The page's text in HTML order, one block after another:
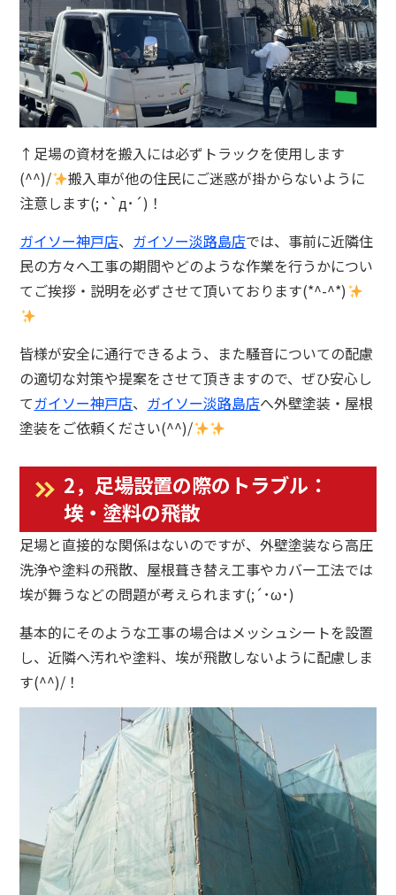
↑足場の資材を搬入には必ずトラックを使用します
(^^)/
搬入車が他の住民にご迷惑が掛からないように
注意します(; ･`д･´)！
ガイソー神戸店、 ガイソー淡路島店では、事前に近隣住
民の方々へ工事の期間やどのような作業を行うかについ
てご挨拶・説明を必ずさせて頂いております(*^-^*)
皆様が安全に通行できるよう、また騒音についての配慮
の適切な対策や提案をさせて頂きますので、ぜひ安心し
てガイソー神戸店、 ガイソー淡路島店へ外壁塗装・屋根
塗装をご依頼ください(^^)/
2，足場設置の際のトラブル：
埃・塗料の飛散
足場と直接的な関係はないのですが、外壁塗装なら高圧
洗浄や塗料の飛散、屋根葺き替え工事やカバー工法では
埃が舞うなどの問題が考えられます(;´･ω･)
基本的にそのような工事の場合はメッシュシートを設置
し、近隣へ汚れや塗料、埃が飛散しないように配慮しま
す(^^)/！